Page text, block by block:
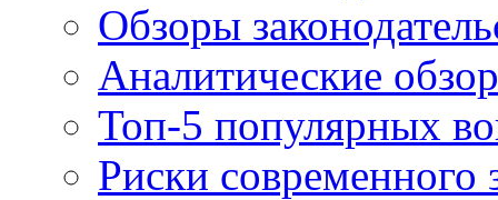
Обзоры
Аналитические
Топ-5 популярных
Риски современного